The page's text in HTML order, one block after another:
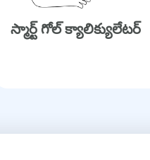
స్మార్ట్ గోల్ క్యాలిక్యులేటర్